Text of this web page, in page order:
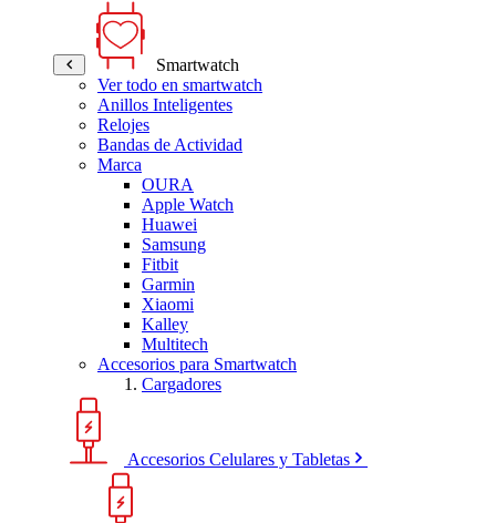
Smartwatch
Ver todo en smartwatch
Anillos Inteligentes
Relojes
Bandas de Actividad
Marca
OURA
Apple Watch
Huawei
Samsung
Fitbit
Garmin
Xiaomi
Kalley
Multitech
Accesorios para Smartwatch
Cargadores
Accesorios Celulares y Tabletas